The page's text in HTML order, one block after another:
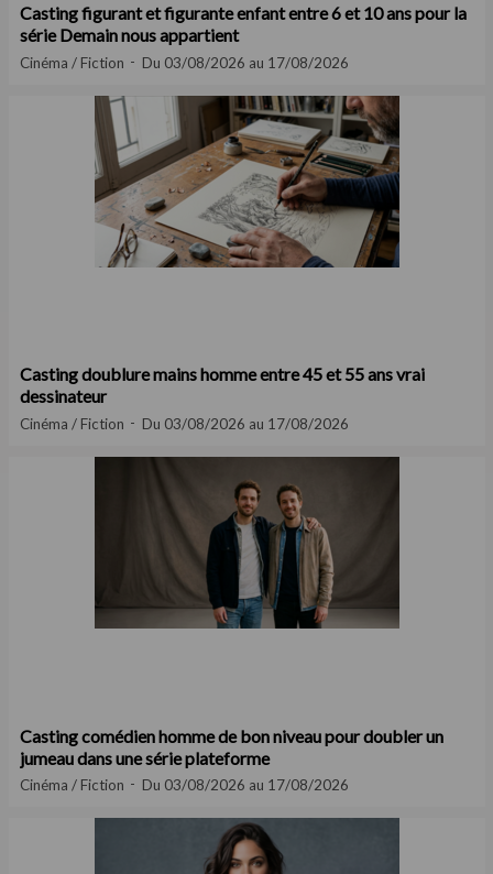
Casting figurant et figurante enfant entre 6 et 10 ans pour la
série Demain nous appartient
Cinéma / Fiction Du 03/08/2026 au 17/08/2026
Casting doublure mains homme entre 45 et 55 ans vrai
dessinateur
Cinéma / Fiction Du 03/08/2026 au 17/08/2026
Casting comédien homme de bon niveau pour doubler un
jumeau dans une série plateforme
Cinéma / Fiction Du 03/08/2026 au 17/08/2026